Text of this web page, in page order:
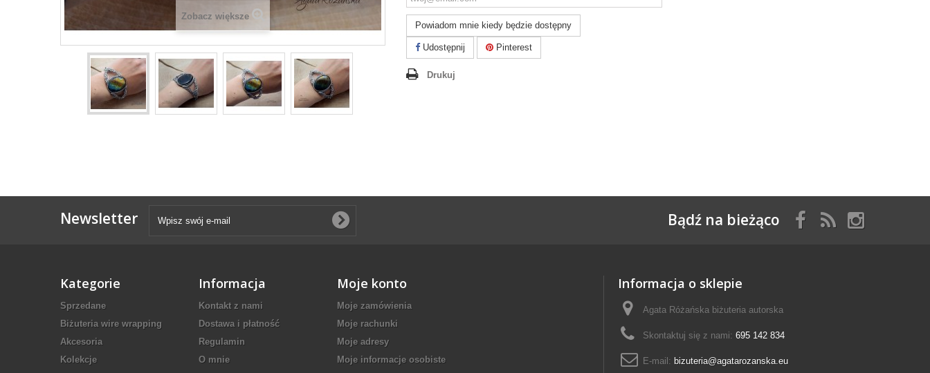
Zobacz większe
Powiadom mnie kiedy będzie dostępny
Udostępnij Pinterest
Drukuj
Newsletter Bądź na bieżąco
Kategorie
Sprzedane
Biżuteria wire wrapping
Akcesoria
Kolekcje
Informacja
Kontakt z nami
Dostawa i płatność
Regulamin
O mnie
Moje konto
Moje zamówienia
Moje rachunki
Moje adresy
Moje informacje osobiste
Informacja o sklepie
Agata Różańska biżuteria autorska
Skontaktuj się z nami: 695 142 834
E-mail: bizuteria@agatarozanska.eu